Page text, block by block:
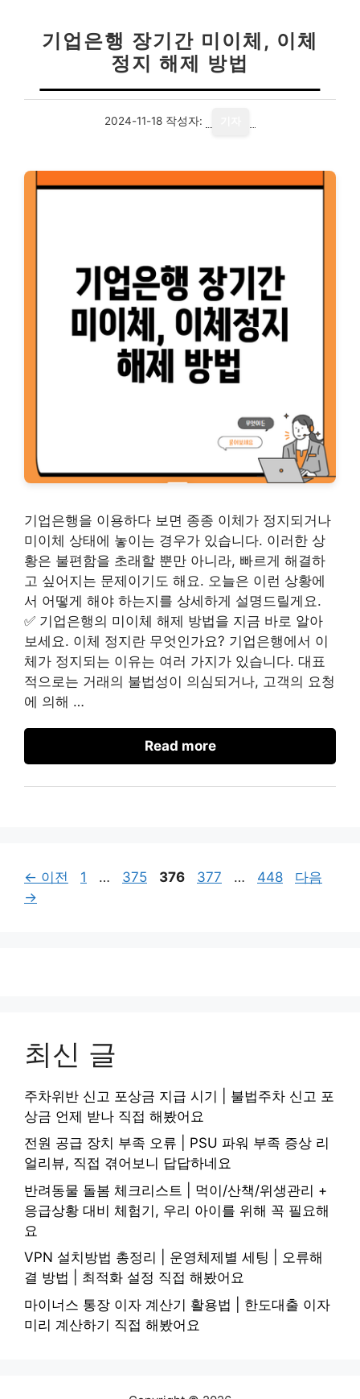
기업은행 장기간 미이체, 이체
정지 해제 방법
2024-11-18 작성자:
기업은행을 이용하다 보면 종종 이체가 정지되거나
미이체 상태에 놓이는 경우가 있습니다. 이러한 상
황은 불편함을 초래할 뿐만 아니라, 빠르게 해결하
고 싶어지는 문제이기도 해요. 오늘은 이런 상황에
서 어떻게 해야 하는지를 상세하게 설명드릴게요.
✅ 기업은행의 미이체 해제 방법을 지금 바로 알아
보세요. 이체 정지란 무엇인가요? 기업은행에서 이
체가 정지되는 이유는 여러 가지가 있습니다. 대표
적으로는 거래의 불법성이 의심되거나, 고객의 요청
에 의해 …
Read more
← 이전
페
1 …
페
375
페
376
페
377 …
페
448
다음
→
최신 글
주차위반 신고 포상금 지급 시기 | 불법주차 신고 포
상금 언제 받나 직접 해봤어요
전원 공급 장치 부족 오류 | PSU 파워 부족 증상 리
얼리뷰, 직접 겪어보니 답답하네요
반려동물 돌봄 체크리스트 | 먹이/산책/위생관리 +
응급상황 대비 체험기, 우리 아이를 위해 꼭 필요해
요
VPN 설치방법 총정리 | 운영체제별 세팅 | 오류해
결 방법 | 최적화 설정 직접 해봤어요
마이너스 통장 이자 계산기 활용법 | 한도대출 이자
미리 계산하기 직접 해봤어요